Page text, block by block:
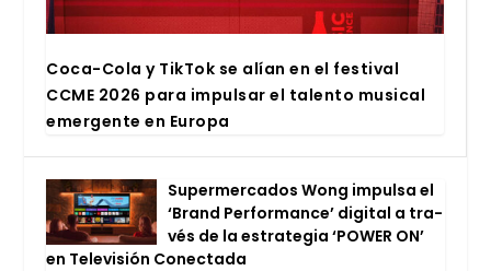
Coca-Cola y Tik­Tok se alían en el fes­ti­val
CCME 2026 para impul­sar el talen­to musi­cal
emer­gen­te en Euro­pa
Super­mer­ca­dos Wong impul­sa el
‘Brand Per­for­man­ce’ digi­tal a tra­
vés de la estra­te­gia ‘POWER ON’
en Tele­vi­sión Conec­ta­da